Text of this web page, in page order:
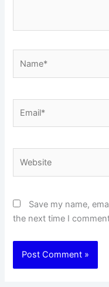
Save my name,
the next time I